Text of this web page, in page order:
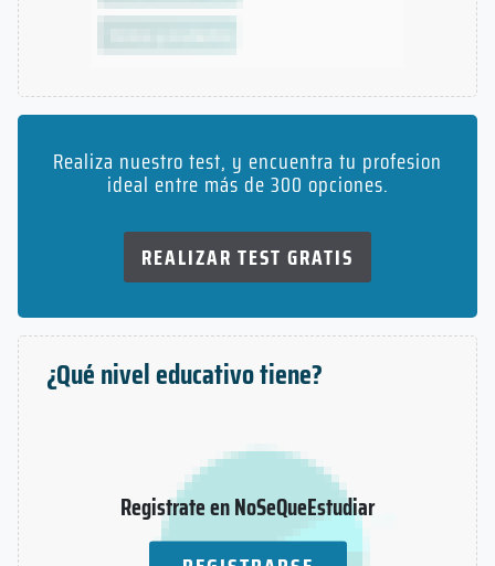
Realiza nuestro test, y encuentra tu profesion
ideal entre más de 300 opciones.
REALIZAR TEST GRATIS
¿Qué nivel educativo tiene?
Registrate en NoSeQueEstudiar